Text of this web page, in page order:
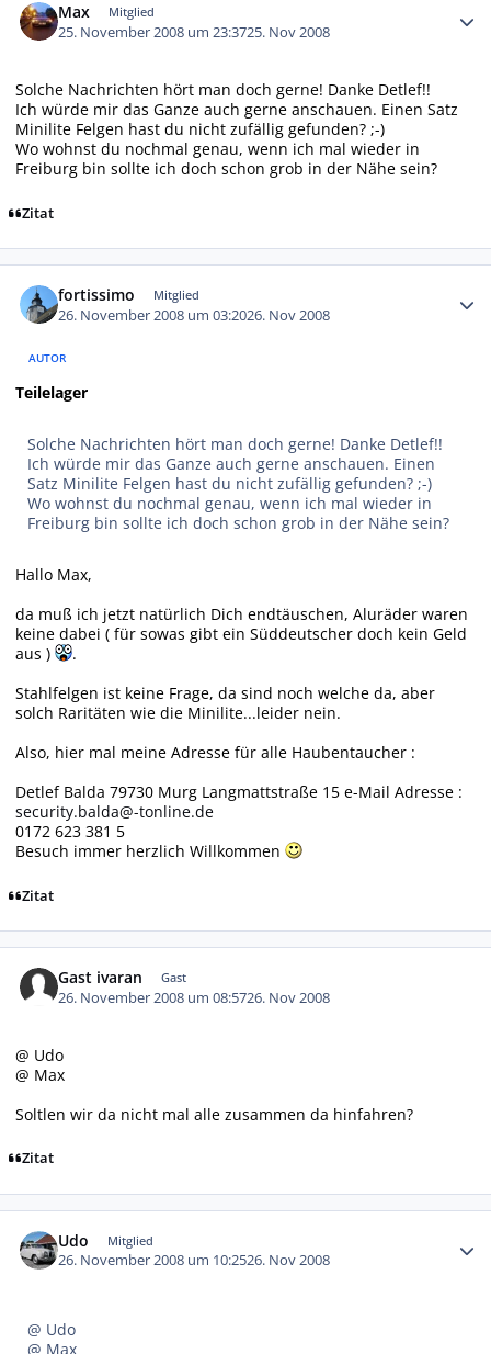
Max Mitglied
25. November 2008 um 23:3725. Nov 2008
Solche Nachrichten hört man doch gerne! Danke Detlef!!
Ich würde mir das Ganze auch gerne anschauen. Einen Satz
Minilite Felgen hast du nicht zufällig gefunden? ;-)
Wo wohnst du nochmal genau, wenn ich mal wieder in
Freiburg bin sollte ich doch schon grob in der Nähe sein?
Zitat
fortissimo Mitglied
26. November 2008 um 03:2026. Nov 2008
AUTOR
Teilelager
Solche Nachrichten hört man doch gerne! Danke Detlef!!
Ich würde mir das Ganze auch gerne anschauen. Einen
Satz Minilite Felgen hast du nicht zufällig gefunden? ;-)
Wo wohnst du nochmal genau, wenn ich mal wieder in
Freiburg bin sollte ich doch schon grob in der Nähe sein?
Hallo Max,
da muß ich jetzt natürlich Dich endtäuschen, Aluräder waren
keine dabei ( für sowas gibt ein Süddeutscher doch kein Geld
aus )
.
Stahlfelgen ist keine Frage, da sind noch welche da, aber
solch Raritäten wie die Minilite...leider nein.
Also, hier mal meine Adresse für alle Haubentaucher :
Detlef Balda 79730 Murg Langmattstraße 15 e-Mail Adresse :
security.balda@-tonline.de
0172 623 381 5
Besuch immer herzlich Willkommen
Zitat
Gast ivaran Gast
26. November 2008 um 08:5726. Nov 2008
@ Udo
@ Max
Soltlen wir da nicht mal alle zusammen da hinfahren?
Zitat
Udo Mitglied
26. November 2008 um 10:2526. Nov 2008
@ Udo
@ Max